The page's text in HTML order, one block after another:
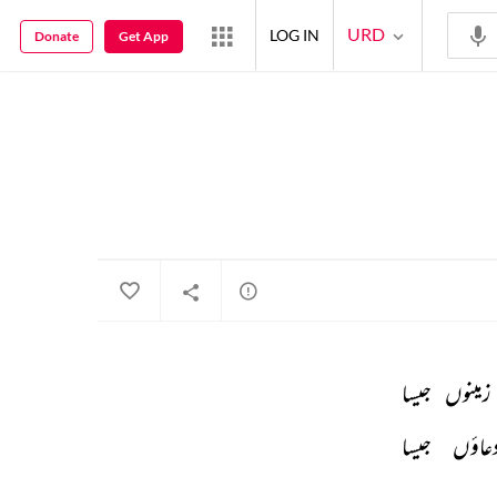
زمینوں جیسا
جیسا
URD
LOG IN
Get App
Donate